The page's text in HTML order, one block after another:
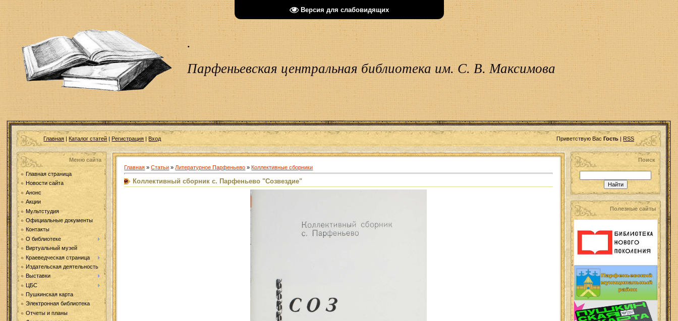
Версия для слабовидящих
.
Парфеньевская центральная библиотека им. С. В. Максимова
Главная |Каталог статей | Регистрация | Вход Приветствую Вас Гость | RSS
Меню сайта
Главная страница
Новости сайта
Анонс
Акции
Мультстудия
Официальные документы
Контакты
О библиотеке
Виртуальный музей
Краеведческая страница
Издательская деятельность
Выставки
ЦБС
Пушкинская карта
Электронная библиотека
Отчеты и планы
Главная »Статьи » Литературное Парфеньево »Коллективные сборники
Коллективный сборник с. Парфеньево "Созвездие"
Поиск
Полезные сайты